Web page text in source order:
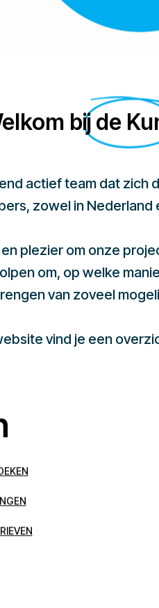
bij de
actief team dat
zowel in Nederland
plezier om onze
om, op welke
van zoveel
vind je een